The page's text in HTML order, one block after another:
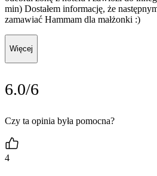
min) Dostałem informację, że
zamawiać Hammam dla małżonki :)
Więcej
6.0/6
Czy ta opinia była pomocna?
4